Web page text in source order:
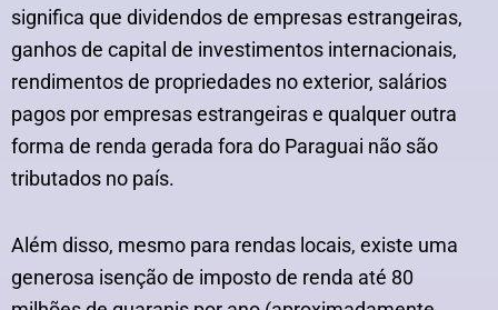
significa que dividendos de empresas estrangeiras,
ganhos de capital de investimentos internacionais,
rendimentos de propriedades no exterior, salários
pagos por empresas estrangeiras e qualquer outra
forma de renda gerada fora do Paraguai não são
tributados no país.
Além disso, mesmo para rendas locais, existe uma
generosa isenção de imposto de renda até 80